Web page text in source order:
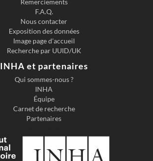
F.A.Q.
Nous contacter
Exposition des données
Image page d'accueil
Recherche par UUID/UK
INHA et partenaires
Qui sommes-nous ?
INHA
Équipe
Carnet de recherche
Partenaires